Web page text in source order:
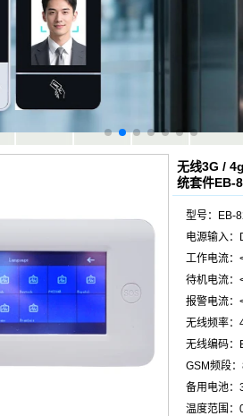
无线3G /
统套件EB-
型号：EB-
电源输入：
工作电流：
待机电流：
报警电流：
无线频率：
无线编码：
GSM频段
备用电池：
温度范围